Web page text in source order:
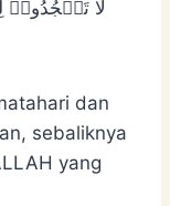
لَا تَسۡجُدُوا۟
dan
sebaliknya
yang